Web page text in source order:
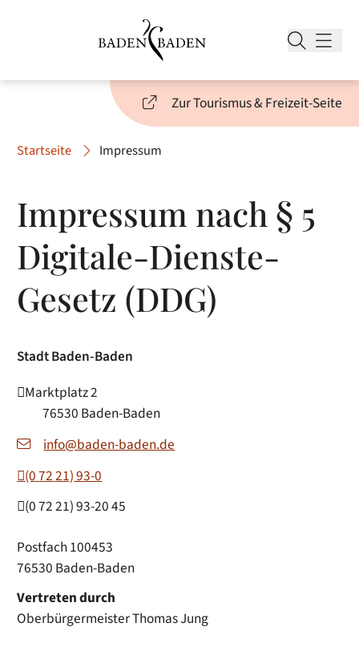
Zur Tourismus & Freizeit-Seite
Startseite Impressum
Impressum nach § 5
Digitale-Dienste-
Gesetz (DDG)
Stadt Baden-Baden
Marktplatz 2
76530 Baden-Baden
info@baden-baden.de
(07221) 93-0
(07221) 93-2045
Postfach 100453
76530 Baden-Baden
Vertreten durch
Oberbürgermeister Thomas Jung